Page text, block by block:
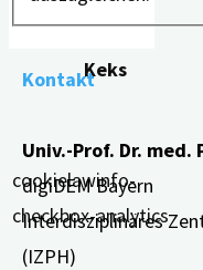
Kontakt
Univ.-Prof. Dr. med.
digiDEM Bayern
Interdisziplinäres
(IZPH)
Keks
cookielawinfo-
checkbox-analytics